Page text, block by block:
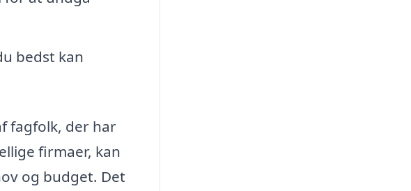
bedst kan
fagfolk, der har
firmaer, kan
og budget. Det